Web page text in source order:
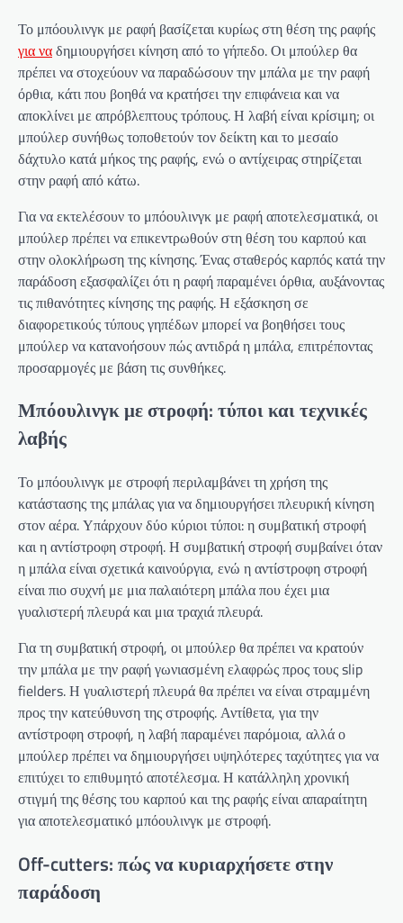
Το μπόουλινγκ με ραφή βασίζεται κυρίως στη θέση της ραφής
για ναδημιουργήσει κίνηση από το γήπεδο. Οι μπούλερ θα
πρέπει να στοχεύουν να παραδώσουν την μπάλα με την ραφή
όρθια, κάτι που βοηθά να κρατήσει την επιφάνεια και να
αποκλίνει με απρόβλεπτους τρόπους. Η λαβή είναι κρίσιμη; οι
μπούλερ συνήθως τοποθετούν τον δείκτη και το μεσαίο
δάχτυλο κατά μήκος της ραφής, ενώ ο αντίχειρας στηρίζεται
στην ραφή από κάτω.
Για να εκτελέσουν το μπόουλινγκ με ραφή αποτελεσματικά, οι
μπούλερ πρέπει να επικεντρωθούν στη θέση του καρπού και
στην ολοκλήρωση της κίνησης. Ένας σταθερός καρπός κατά την
παράδοση εξασφαλίζει ότι η ραφή παραμένει όρθια, αυξάνοντας
τις πιθανότητες κίνησης της ραφής. Η εξάσκηση σε
διαφορετικούς τύπους γηπέδων μπορεί να βοηθήσει τους
μπούλερ να κατανοήσουν πώς αντιδρά η μπάλα, επιτρέποντας
προσαρμογές με βάση τις συνθήκες.
Μπόουλινγκ με στροφή: τύποι και τεχνικές
λαβής
Το μπόουλινγκ με στροφή περιλαμβάνει τη χρήση της
κατάστασης της μπάλας για να δημιουργήσει πλευρική κίνηση
στον αέρα. Υπάρχουν δύο κύριοι τύποι: η συμβατική στροφή
και η αντίστροφη στροφή. Η συμβατική στροφή συμβαίνει όταν
η μπάλα είναι σχετικά καινούργια, ενώ η αντίστροφη στροφή
είναι πιο συχνή με μια παλαιότερη μπάλα που έχει μια
γυαλιστερή πλευρά και μια τραχιά πλευρά.
Για τη συμβατική στροφή, οι μπούλερ θα πρέπει να κρατούν
την μπάλα με την ραφή γωνιασμένη ελαφρώς προς τους slip
fielders. Η γυαλιστερή πλευρά θα πρέπει να είναι στραμμένη
προς την κατεύθυνση της στροφής. Αντίθετα, για την
αντίστροφη στροφή, η λαβή παραμένει παρόμοια, αλλά ο
μπούλερ πρέπει να δημιουργήσει υψηλότερες ταχύτητες για να
επιτύχει το επιθυμητό αποτέλεσμα. Η κατάλληλη χρονική
στιγμή της θέσης του καρπού και της ραφής είναι απαραίτητη
για αποτελεσματικό μπόουλινγκ με στροφή.
Off-cutters: πώς να κυριαρχήσετε στην
παράδοση